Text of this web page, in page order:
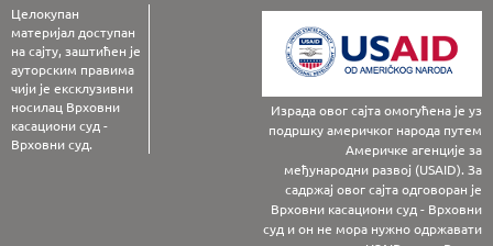
Целокупан
материјал доступан
на сајту, заштићен је
ауторским правима
чији је ексклузивни
носилац Врховни
касациони суд -
Врховни суд.
Израда овог сајта омогућена је уз
подршку америчког народа путем
Америчке агенције за
међународни развој (USAID). За
садржај овог сајта одговоран је
Врховни касациони суд - Врховни
суд и он не мора нужно одржавати